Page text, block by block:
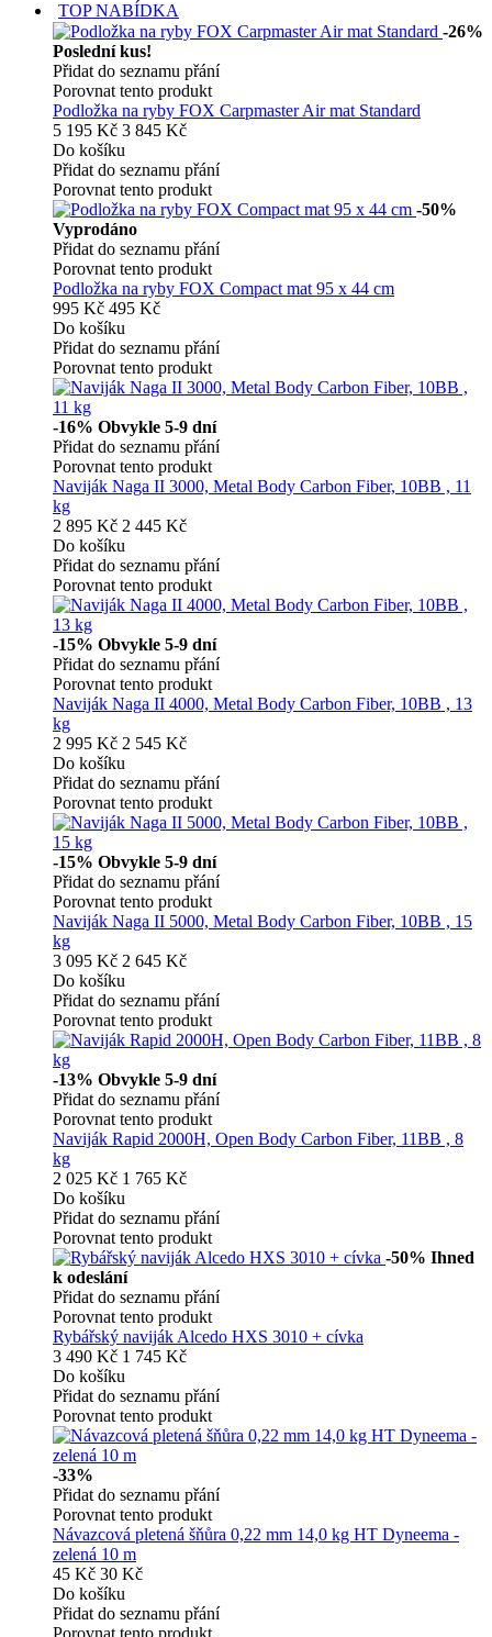
TOP NABÍDKA
-26%
Poslední kus!
Přidat do seznamu přání
Porovnat tento produkt
Podložka na ryby FOX Carpmaster Air mat Standard
5 195 Kč 3 845 Kč
Do košíku
Přidat do seznamu přání
Porovnat tento produkt
-50%
Vyprodáno
Přidat do seznamu přání
Porovnat tento produkt
Podložka na ryby FOX Compact mat 95 x 44 cm
995 Kč 495 Kč
Do košíku
Přidat do seznamu přání
Porovnat tento produkt
-16% Obvykle 5-9 dní
Přidat do seznamu přání
Porovnat tento produkt
Naviják Naga II 3000, Metal Body Carbon Fiber, 10BB , 11
kg
2 895 Kč 2 445 Kč
Do košíku
Přidat do seznamu přání
Porovnat tento produkt
-15% Obvykle 5-9 dní
Přidat do seznamu přání
Porovnat tento produkt
Naviják Naga II 4000, Metal Body Carbon Fiber, 10BB , 13
kg
2 995 Kč 2 545 Kč
Do košíku
Přidat do seznamu přání
Porovnat tento produkt
-15% Obvykle 5-9 dní
Přidat do seznamu přání
Porovnat tento produkt
Naviják Naga II 5000, Metal Body Carbon Fiber, 10BB , 15
kg
3 095 Kč 2 645 Kč
Do košíku
Přidat do seznamu přání
Porovnat tento produkt
-13% Obvykle 5-9 dní
Přidat do seznamu přání
Porovnat tento produkt
Naviják Rapid 2000H, Open Body Carbon Fiber, 11BB , 8
kg
2 025 Kč 1 765 Kč
Do košíku
Přidat do seznamu přání
Porovnat tento produkt
-50% Ihned
k odeslání
Přidat do seznamu přání
Porovnat tento produkt
Rybářský naviják Alcedo HXS 3010 + cívka
3 490 Kč 1 745 Kč
Do košíku
Přidat do seznamu přání
Porovnat tento produkt
-33%
Přidat do seznamu přání
Porovnat tento produkt
Návazcová pletená šňůra 0,22 mm 14,0 kg HT Dyneema -
zelená 10 m
45 Kč 30 Kč
Do košíku
Přidat do seznamu přání
Porovnat tento produkt